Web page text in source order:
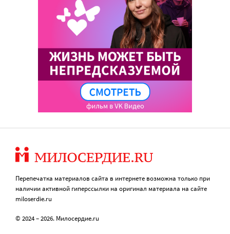
Перепечатка материалов сайта в интернете возможна только при
наличии активной гиперссылки на оригинал материала на сайте
miloserdie.ru
© 2024 – 2026. Милосердие.ru